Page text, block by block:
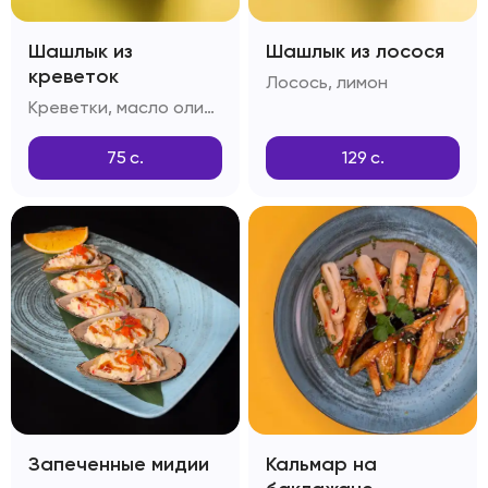
Шашлык из
креветок
Креветки, масло оливковое, чеснок, тимьян
75 с.
Шашлык из лосося
Лосось, лимон
129 с.
Запеченные мидии
Кальмар на